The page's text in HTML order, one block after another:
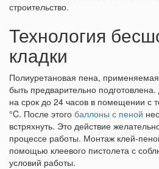
строительство.
Технология
кладки
Полиуретановая пена,
быть предварительно
на срок до 24 часов в помещении с
°C. После этого баллоны с пеной
встряхнуть. Это действие
процессе работы. Монтаж клей-
помощью клеевого пистолета с
условий работы.